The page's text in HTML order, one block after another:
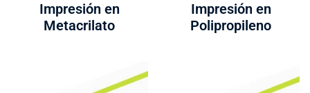
Impresión en
Metacrilato
Impresión en
Polipropileno